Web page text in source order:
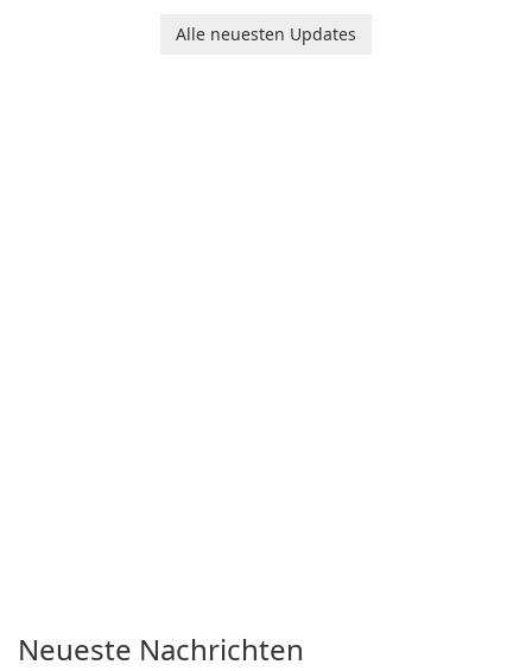
individuals and teamsAlle neuesten Updates
Neueste Nachrichten